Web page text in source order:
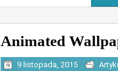
Animated
9 listopada, 2015